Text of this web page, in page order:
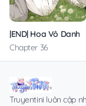
|END| Hoa Vô Danh
Chapter 36
Truyentini luôn cập